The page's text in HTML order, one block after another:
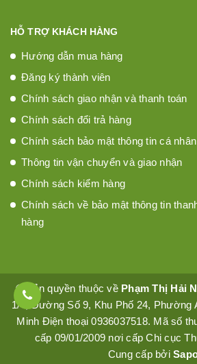
HỖ TRỢ KHÁCH HÀNG
Hướng dẫn mua hàng
Đăng ký thành viên
Chính sách giao nhận và thanh toán
Chính sách đổi trả hàng
Chính sách bảo mật thông tin cá nhân
Thông tin vận chuyển và giao nhận
Chính sách kiểm hàng
Chính sách về bảo mật thông tin
hàng
© Bản quyền thuộc về Phạm Thị Hải
1/4, Đường Số 9, Khu Phố 24, Phường
Minh Điện thoại 0936037518. Mã số
cấp 09/01/2009 nơi cấp Chi cục
Cung cấp bởi